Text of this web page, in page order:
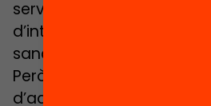
serveis i xarxes
d’intervenció (suport
sancions, teràpies,
Però què sabem sobre
d’aquestes intervencions?